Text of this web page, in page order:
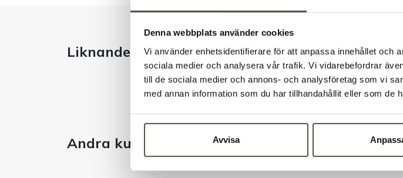
Denna webbplats använder cookies
Vi använder enhetsidentifierare för att anpassa innehållet och
sociala medier och analysera vår trafik. Vi vidarebefordrar
till de sociala medier och annons- och analysföretag som vi
med annan information som du har tillhandahållit eller som de
Avvisa
Liknande produkter
Andra kunder tittade även på
Välkommen
Handlar du som
Fortsätt som privatperson